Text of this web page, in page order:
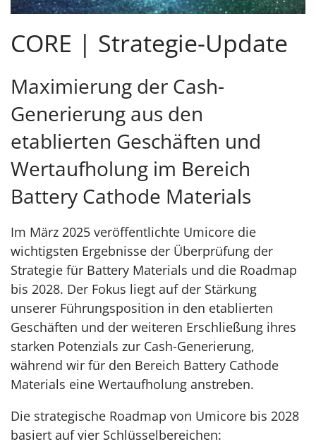
CORE | Strategie-Update
Maximierung der Cash-
Generierung aus den
etablierten Geschäften und
Wertaufholung im Bereich
Battery Cathode Materials
Im März 2025 veröffentlichte Umicore die
wichtigsten Ergebnisse der Überprüfung der
Strategie für Battery Materials und die Roadmap
bis 2028. Der Fokus liegt auf der Stärkung
unserer Führungsposition in den etablierten
Geschäften und der weiteren Erschließung ihres
starken Potenzials zur Cash-Generierung,
während wir für den Bereich Battery Cathode
Materials eine Wertaufholung anstreben.
Die strategische Roadmap von Umicore bis 2028
basiert auf vier Schlüsselbereichen: